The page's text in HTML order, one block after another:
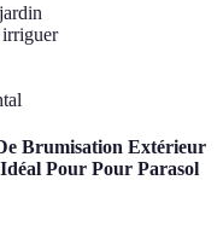
irriguer
Brumisation Extérieur
Pour Pour Parasol